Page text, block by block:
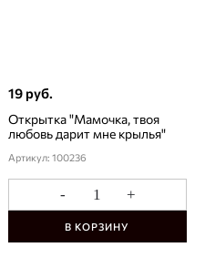
19 руб.
Открытка "Мамочка, твоя
любовь дарит мне крылья"
Артикул: 100236
- +
В КОРЗИНУ